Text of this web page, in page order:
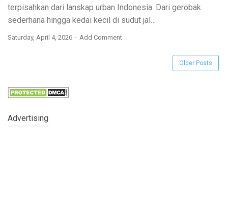
terpisahkan dari lanskap urban Indonesia. Dari gerobak
sederhana hingga kedai kecil di sudut jal…
Saturday, April 4, 2026 Add Comment
Older Posts
Advertising